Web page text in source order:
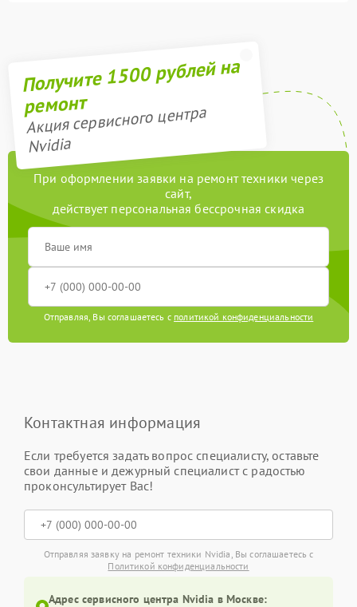
Получите 1500 рублей на
ремонт
Акция сервисного центра
Nvidia
При оформлении заявки на ремонт техники через
сайт,
действует персональная бессрочная скидка
Отправляя, Вы соглашаетесь с политикой конфиденциальности
Контактная информация
Если требуется задать вопрос специалисту, оставьте
свои данные и дежурный специалист с радостью
проконсультирует Вас!
Отправляя заявку на ремонт техники Nvidia, Вы соглашаетесь с
Политикой конфиденциальности
Адрес сервисного центра Nvidia в Москве: